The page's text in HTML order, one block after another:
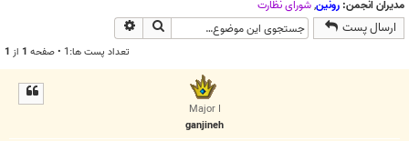
مدیران انجمن: رونین,شوراي نظارت
ارسال پست جستجو
تعداد پست ها:1 • صفحه 1 از 1
Major I
ganjineh